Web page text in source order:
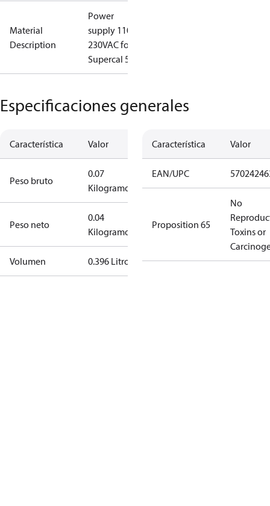
Material
Description
Power
supply 110-
230VAC for
Supercal 5
Especificaciones generales
Característica Valor
Peso bruto
0.07
Kilogramo
Peso neto
0.04
Kilogramo
Volumen 0.396 Litro
Característica Valor
EAN/UPC
Proposition 65
No
Toxins or